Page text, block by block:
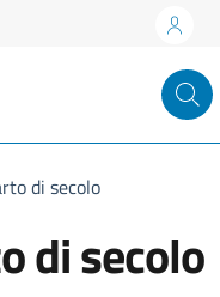
di secolo
di secolo